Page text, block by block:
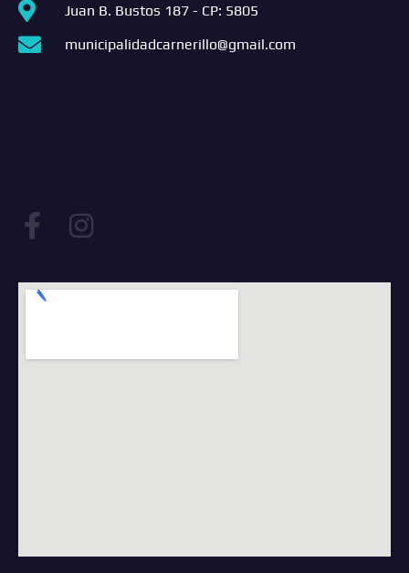
Juan B. Bustos 187 - CP: 5805
municipalidadcarnerillo@gmail.com